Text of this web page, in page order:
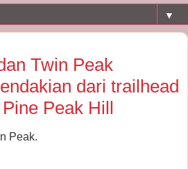
▼
Twin Peak
dari trailhead
Peak Hill
Peak.